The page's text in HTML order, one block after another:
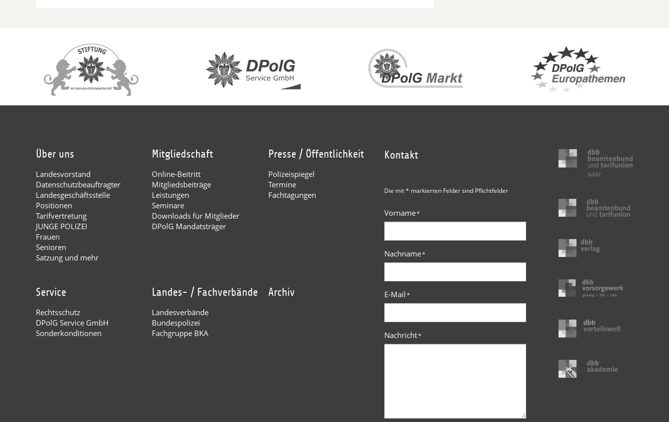
Über uns
Landesvorstand
Datenschutzbeauftragter
Landesgeschäftsstelle
Positionen
Tarifvertretung
JUNGE POLIZEI
Frauen
Senioren
Satzung und mehr
Mitgliedschaft
Online-Beitritt
Mitgliedsbeiträge
Leistungen
Seminare
Downloads für Mitglieder
DPolG Mandatsträger
Presse / Öffentlichkeit
Polizeispiegel
Termine
Fachtagungen
Service
Rechtsschutz
DPolG Service GmbH
Sonderkonditionen
Landes- / Fachverbände
Landesverbände
Bundespolizei
Fachgruppe BKA
Archiv
Kontakt
Die mit * markierten Felder sind Pflichtfelder
Vorname*
Nachname*
E-Mail*
Nachricht*